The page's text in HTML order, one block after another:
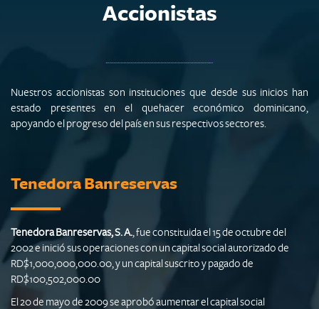
Accionistas
Nuestros accionistas son instituciones que desde sus inicios han
estado presentes en el quehacer económico dominicano,
apoyando el progreso del país en sus respectivos sectores.
Tenedora Banreservas
Tenedora Banreservas, S. A., fue constituida el 15 de octubre del
2002 e inició sus operaciones con un capital social autorizado de
RD$1,000,000,000.00, y un capital suscrito y pagado de
RD$100,502,000.00
El 20 de mayo de 2009 se aprobó aumentar el capital social